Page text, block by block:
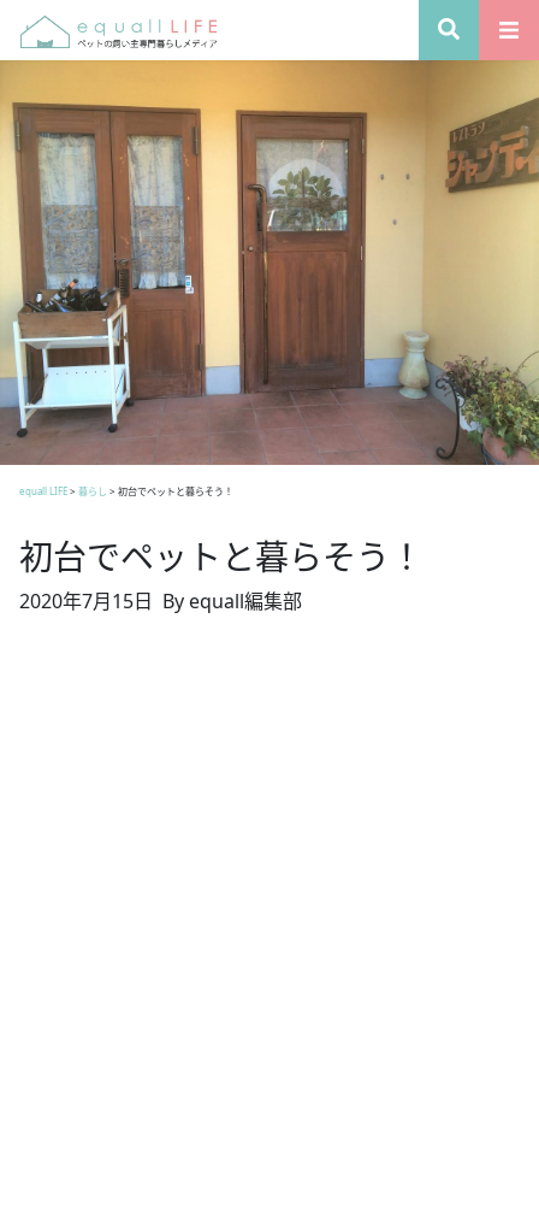
equall LIFE> 暮らし > 初台でペットと暮らそう！
初台でペットと暮らそう！
2020年7月15日 By equall編集部